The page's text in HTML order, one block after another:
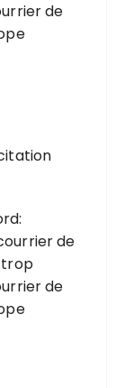
de
de
trop
de